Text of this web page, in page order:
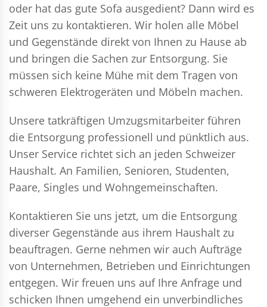
oder hat das gute Sofa ausgedient? Dann wird es
Zeit uns zu kontaktieren. Wir holen alle Möbel
und Gegenstände direkt von Ihnen zu Hause ab
und bringen die Sachen zur Entsorgung. Sie
müssen sich keine Mühe mit dem Tragen von
schweren Elektrogeräten und Möbeln machen.
Unsere tatkräftigen Umzugsmitarbeiter führen
die Entsorgung professionell und pünktlich aus.
Unser Service richtet sich an jeden Schweizer
Haushalt. An Familien, Senioren, Studenten,
Paare, Singles und Wohngemeinschaften.
Kontaktieren Sie uns jetzt, um die Entsorgung
diverser Gegenstände aus ihrem Haushalt zu
beauftragen. Gerne nehmen wir auch Aufträge
von Unternehmen, Betrieben und Einrichtungen
entgegen. Wir freuen uns auf Ihre Anfrage und
schicken Ihnen umgehend ein unverbindliches